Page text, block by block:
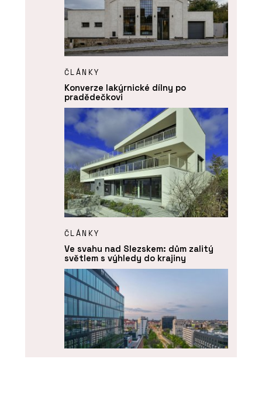
ČLÁNKY
Konverze lakýrnické dílny po
pradědečkovi
ČLÁNKY
Ve svahu nad Slezskem: dům zalitý
světlem s výhledy do krajiny